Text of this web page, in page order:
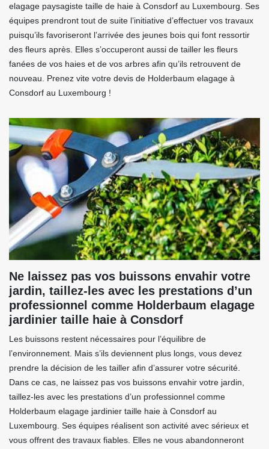
elagage paysagiste taille de haie à Consdorf au Luxembourg. Ses
équipes prendront tout de suite l’initiative d’effectuer vos travaux
puisqu’ils favoriseront l’arrivée des jeunes bois qui font ressortir
des fleurs après. Elles s’occuperont aussi de tailler les fleurs
fanées de vos haies et de vos arbres afin qu’ils retrouvent de
nouveau. Prenez vite votre devis de Holderbaum elagage à
Consdorf au Luxembourg !
Ne laissez pas vos buissons envahir votre
jardin, taillez-les avec les prestations d’un
professionnel comme Holderbaum elagage
jardinier taille haie à Consdorf
Les buissons restent nécessaires pour l’équilibre de
l’environnement. Mais s’ils deviennent plus longs, vous devez
prendre la décision de les tailler afin d’assurer votre sécurité.
Dans ce cas, ne laissez pas vos buissons envahir votre jardin,
taillez-les avec les prestations d’un professionnel comme
Holderbaum elagage jardinier taille haie à Consdorf au
Luxembourg. Ses équipes réalisent son activité avec sérieux et
vous offrent des travaux fiables. Elles ne vous abandonneront